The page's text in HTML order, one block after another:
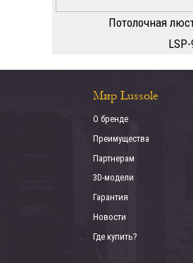
Потолочная
Мир Lussole
О бренде
Преимущества
Партнерам
3D-модели
Гарантия
Новости
Где купить?